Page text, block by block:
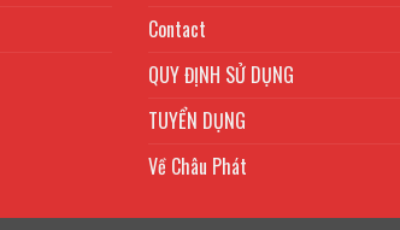
Contact
QUY ĐỊNH SỬ DỤNG
TUYỂN DỤNG
Về Châu Phát